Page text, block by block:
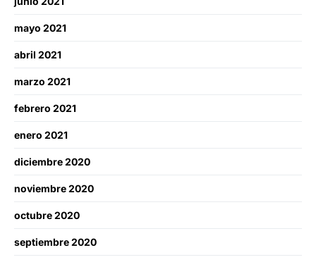
mayo 2021
abril 2021
marzo 2021
febrero 2021
enero 2021
diciembre 2020
noviembre 2020
octubre 2020
septiembre 2020